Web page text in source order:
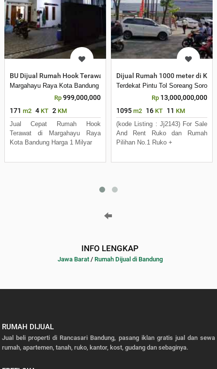
BU Dijual Rumah Hook Terawat di Margahayu Raya Kota Bandung
Margahayu Raya Kota Bandung
Rp 999,000,000
171 m2 4 KT 2 KM
Jual Cepat Rumah Hook
Terawat di Margahayu Raya
Kota Bandung Harga 1 Milyar
Dijual Rumah 1000 meter di
Terdekat Pintu Tol Soreang Soroja
Rp 13,000,000,000
1095 m2 16 KT 11 KM
(kode Listing : Jj2143) For Sale
And Rent Ruko dan Rumah
Pilihan No.1 Ruko +
INFO LENGKAP
Jawa Barat/ Rumah Dijual di Bandung
RUMAH DIJUAL
Jual beli properti di Rancasari Bandung, pasang iklan gratis jual dan sewa
rumah, apartemen, tanah, ruko, kantor, kost, gudang dan sebaginya.